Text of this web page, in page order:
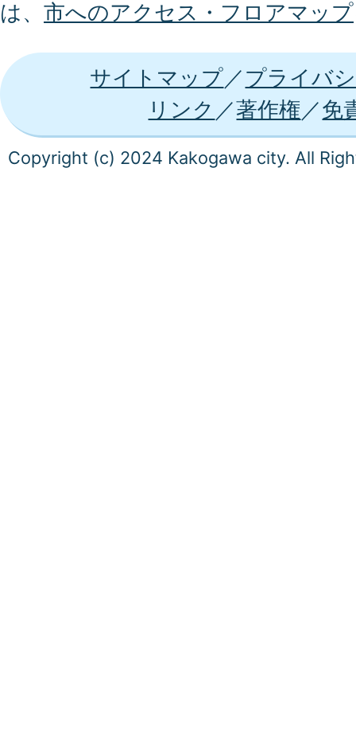
は、 市へのアクセス・フロアマップ
サイトマップ
プライバ
リンク
著作権 免
Copyright (c) 2024 Kakogawa city. All